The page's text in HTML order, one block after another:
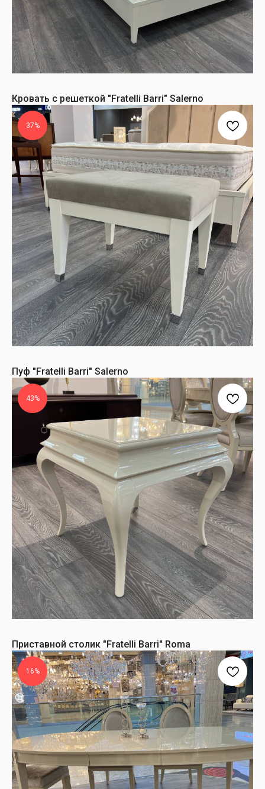
Кровать с решеткой "Fratelli Barri" Salerno
37%
Пуф "Fratelli Barri" Salerno
43%
Приставной столик "Fratelli Barri" Roma
16%